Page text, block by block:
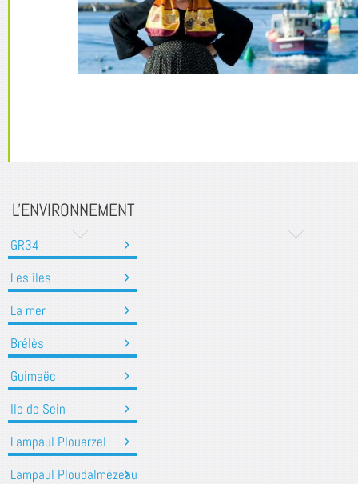
L'ENVIRONNEMENT
GR34
Les îles
La mer
Brélès
Guimaëc
Ile de Sein
Lampaul Plouarzel
Lampaul Ploudalmézeau